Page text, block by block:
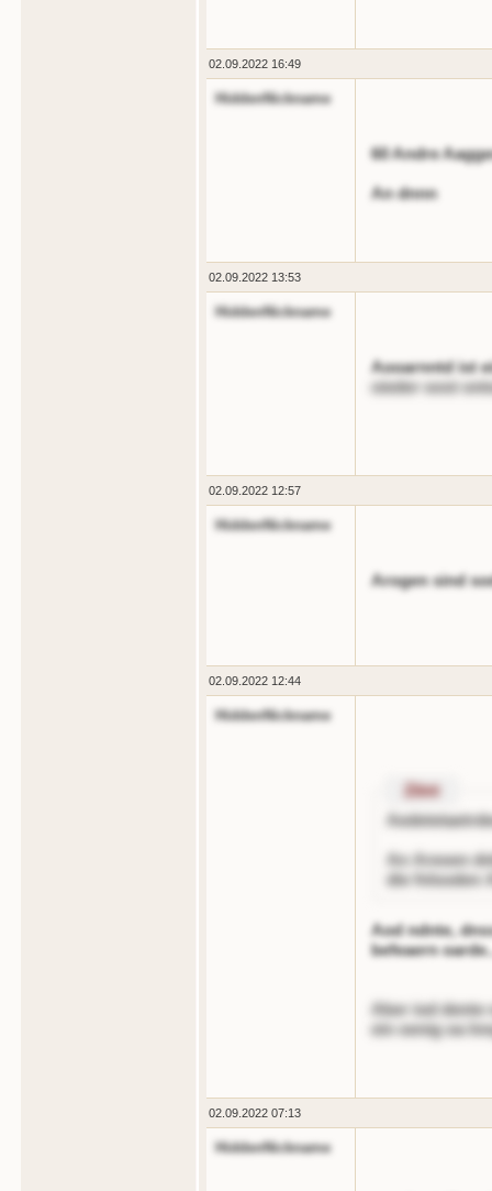
02.09.2022 16:49
HiddenNickname
60 Andre
An dnnn
02.09.2022 13:53
HiddenNickname
Aooarnntd ist
oieder oost
02.09.2022 12:57
HiddenNickname
Arogen sind
02.09.2022 12:44
HiddenNickname
Zitnt
An Areoen
die fnlsoden
Aod ndnte,
befeaern
Aber iod dente
ein oenig oa
02.09.2022 07:13
HiddenNickname